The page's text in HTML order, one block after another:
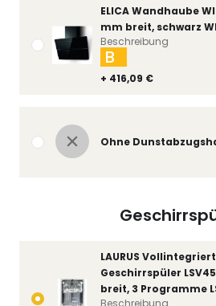
ELICA Wandhaube
mm breit, schwarz
+ 416,09 €
B
Beschreibung
Ohne
LAURUS
Geschirrspüler
breit, 3 Programme
Beschreibung